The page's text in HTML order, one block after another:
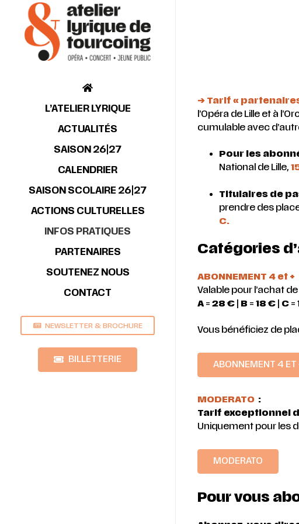
L’ATELIER LYRIQUE
ACTUALITÉS
SAISON 26|27
CALENDRIER
SAISON SCOLAIRE 26|27
ACTIONS CULTURELLES
INFOS PRATIQUES
PARTENAIRES
SOUTENEZ NOUS
CONTACT
NEWSLETTER & BROCHURE
BILLETTERIE
➔ Tarif «
l’Opéra de Lille et à
cumulable avec
Pour les
National de Lille,
Titulaires de
prendre des
C.
Catégories
ABONNEMENT 4 et +
Valable pour l’achat
A = 28 € B = 18 € C =
Vous bénéficiez de
ABONNEMENT 4 ET
MODERATO :
Tarif exceptionnel
Uniquement pour les
MODERATO
Pour vous